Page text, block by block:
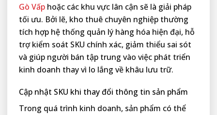
Gò Vấp hoặc các khu vực lân cận sẽ là giải pháp
tối ưu. Bởi lẽ, kho thuê chuyên nghiệp thường
tích hợp hệ thống quản lý hàng hóa hiện đại, hỗ
trợ kiểm soát SKU chính xác, giảm thiểu sai sót
và giúp người bán tập trung vào việc phát triển
kinh doanh thay vì lo lắng về khâu lưu trữ.
Cập nhật SKU khi thay đổi thông tin sản phẩm
Trong quá trình kinh doanh, sản phẩm có thể